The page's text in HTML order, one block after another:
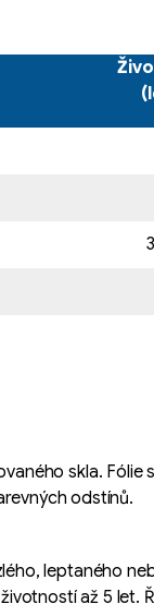
skla.
odstínů.
leptaného
až 5